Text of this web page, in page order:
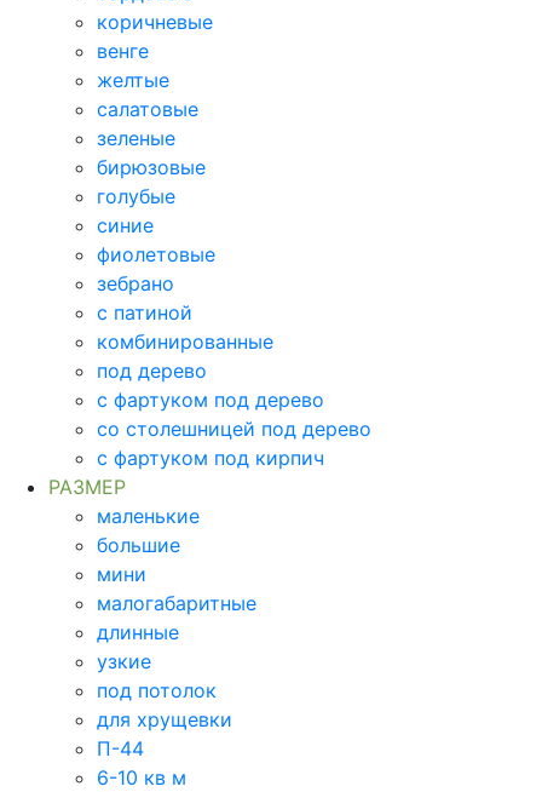
коричневые
венге
желтые
салатовые
зеленые
бирюзовые
голубые
синие
фиолетовые
зебрано
с патиной
комбинированные
под дерево
с фартуком под дерево
со столешницей под дерево
с фартуком под кирпич
РАЗМЕР
маленькие
большие
мини
малогабаритные
длинные
узкие
под потолок
для хрущевки
П-44
6-10 кв м